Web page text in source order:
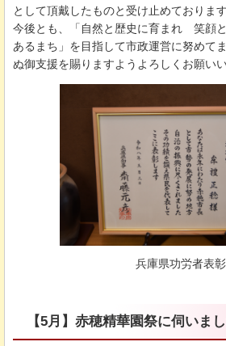
として頂戴したものと受け止めております
今後とも、「自然と歴史に育まれ
笑顔
あるまち」を目指して市政運営に努めて
ぬ御支援を賜りますようよろしくお願いい
兵庫県功労者表彰
【5月】赤穂精華園祭に伺いま